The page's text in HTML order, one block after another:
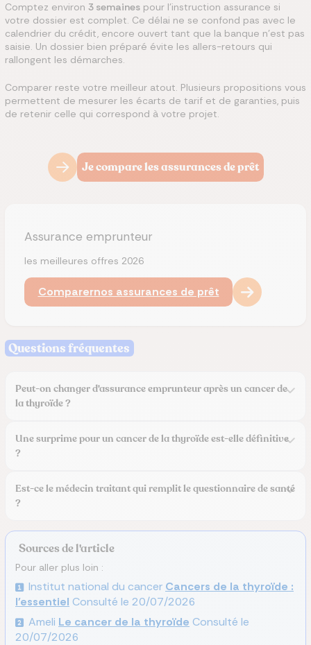
Comptez environ 3 semaines pour l'instruction assurance si
votre dossier est complet. Ce délai ne se confond pas avec le
calendrier du crédit, encore ouvert tant que la banque n'est pas
saisie. Un dossier bien préparé évite les allers-retours qui
rallongent les démarches.
Comparer reste votre meilleur atout. Plusieurs propositions vous
permettent de mesurer les écarts de tarif et de garanties, puis
de retenir celle qui correspond à votre projet.
Je compare les assurances de prêt
Assurance emprunteur
les meilleures offres 2026
Comparernos assurances de prêt
Questions fréquentes
Peut-on changer d'assurance emprunteur après un cancer de
la thyroïde ?
Une surprime pour un cancer de la thyroïde est-elle définitive
?
Est-ce le médecin traitant qui remplit le questionnaire de santé
?
Sources de l'article
Pour aller plus loin :
Institut national du cancer Cancers de la thyroïde :
l'essentiel Consulté le 20/07/2026
Ameli Le cancer de la thyroïde Consulté le
20/07/2026